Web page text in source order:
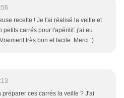
recette ! Je l'ai réalisé la veille et
petits carrés pour l'apéritif: j'ai eu
très bon et facile. Merci :)
préparer ces carrés la veille ? J'ai